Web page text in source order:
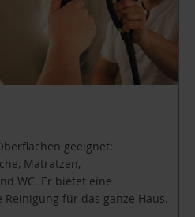
geeignet:
Matratzen,
WC. Er bietet eine
für das ganze Haus.